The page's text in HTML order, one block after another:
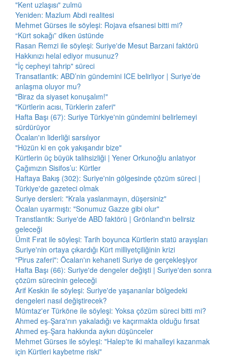
"Kent uzlaşısı" zulmü
Yeniden: Mazlum Abdi realitesi
Mehmet Gürses ile söyleşi: Rojava efsanesi bitti mi?
“Kürt sokağı” diken üstünde
Rasan Remzi ile söyleşi: Suriye'de Mesut Barzani faktörü
Hakkınızı helal ediyor musunuz?
"İç cepheyi tahrip" süreci
Transatlantik: ABD’nin gündemini ICE belirliyor | Suriye’de
anlaşma oluyor mu?
"Biraz da siyaset konuşalım!"
"Kürtlerin acısı, Türklerin zaferi"
Hafta Başı (67): Suriye Türkiye'nin gündemini belirlemeyi
sürdürüyor
Öcalan'ın liderliği sarsılıyor
"Hüzün ki en çok yakışandır bize"
Kürtlerin üç büyük talihsizliği | Yener Orkunoğlu anlatıyor
Çağımızın Sisifos’u: Kürtler
Haftaya Bakış (302): Suriye'nin gölgesinde çözüm süreci |
Türkiye'de gazeteci olmak
Suriye dersleri: "Krala yaslanmayın, düşersiniz"
Öcalan uyarmıştı: "Sonumuz Gazze gibi olur"
Transtlantik: Suriye'de ABD faktörü | Grönland'ın belirsiz
geleceği
Ümit Fırat ile söyleşi: Tarih boyunca Kürtlerin statü arayışları
Suriye'nin ortaya çıkardığı Kürt milliyetçiliğinin krizi
"Pirus zaferi": Öcalan'ın kehaneti Suriye de gerçekleşiyor
Hafta Başı (66): Suriye'de dengeler değişti | Suriye'den sonra
çözüm sürecinin geleceği
Arif Keskin ile söyleşi: Suriye'de yaşananlar bölgedeki
dengeleri nasıl değiştirecek?
Mümtaz'er Türköne ile söyleşi: Yoksa çözüm süreci bitti mi?
Ahmed eş-Şara'nın yakaladığı ve kaçırmakta olduğu fırsat
Ahmed eş-Şara hakkında aykırı düşünceler
Mehmet Gürses ile söyleşi: "Halep'te iki mahalleyi kazanmak
için Kürtleri kaybetme riski"